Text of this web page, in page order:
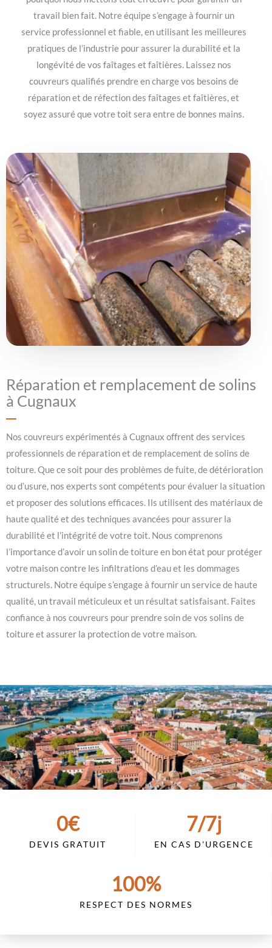
travail bien fait. Notre équipe s’engage à fournir un
service professionnel et fiable, en utilisant les meilleures
pratiques de l’industrie pour assurer la durabilité et la
longévité de vos faîtages et faîtières. Laissez nos
couvreurs qualifiés prendre en charge vos besoins de
réparation et de réfection des faîtages et faîtières, et
soyez assuré que votre toit sera entre de bonnes mains.
Réparation et remplacement de solins
à Cugnaux
Nos couvreurs expérimentés à Cugnaux offrent des services
professionnels de réparation et de remplacement de solins de
toiture. Que ce soit pour des problèmes de fuite, de détérioration
ou d’usure, nos experts sont compétents pour évaluer la situation
et proposer des solutions efficaces. Ils utilisent des matériaux de
haute qualité et des techniques avancées pour assurer la
durabilité et l’intégrité de votre toit. Nous comprenons
l’importance d’avoir un solin de toiture en bon état pour protéger
votre maison contre les infiltrations d’eau et les dommages
structurels. Notre équipe s’engage à fournir un service de haute
qualité, un travail méticuleux et un résultat satisfaisant. Faites
confiance à nos couvreurs pour prendre soin de vos solins de
toiture et assurer la protection de votre maison.
DEVIS GRATUIT
0€
EN CAS D'URGENCE
7/7j
RESPECT DES NORMES
100%